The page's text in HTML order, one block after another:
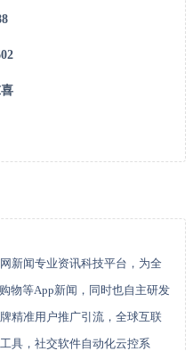
新闻专业资讯科技平台，为全
物等App新闻，同时也自主研发
精准用户推广引流，全球互联
具，社交软件自动化云控系